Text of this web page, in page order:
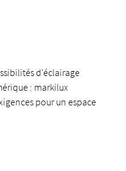
d'éclairage
: markilux
pour un espace